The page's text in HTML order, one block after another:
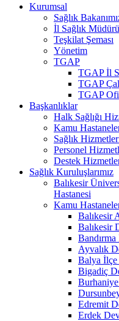
Kurumsal
Sağlık
İl Sağlık
Teşkilat Şeması
Yönetim
TGAP
TGAP İl
TGAP
TGAP
Başkanlıklar
Halk Sağlığı
Kamu
Sağlık
Personel
Destek
Sağlık Kuruluşlarımız
Balıkesir
Hastanesi
Kamu
Balıkesir
Balıkesir
Ayvalık
Balya İlçe
Bigadiç
Edremit
Erdek